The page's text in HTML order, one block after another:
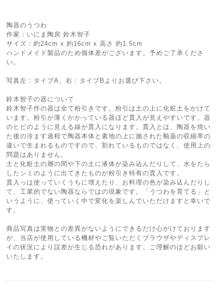
陶器のうつわ
作家：いにま陶房 鈴木智子
サイズ：約24cm x 約16cm x 高さ 約1.5cm
ハンドメイド製品のため個体差がございます。予めご了承くださ
い。
写真左：タイプA、右：タイプBよりお選び下さい。
鈴木智子の器について
鈴木智子作の器は全て粉引きです。粉引は土の上に化粧土をかけて
います。粉引が薄くかかっている器ほど貫入が見えやすいです。器
のヒビのように見える線が貫入になります。貫入とは、陶器を焼い
た後の冷ます過程で陶器本体と素地の上に施された釉薬の収縮率の
違いで生まれるものですので、割れているものではなく、使用上の
問題はありません。
土と化粧土の層の間や下の土に液体が染み込んだりして、水をたら
したシミのように出てきたものが粉引き特有の貫入です。
貫入っは使っていくうちに増えたり、お料理の色が染み込んだりし
て、工業的でない陶器ならではの現象です。「うつわを育てる」と
いうように、使っていく中で変化を楽しんでいただけますと幸いで
す。
商品写真は実物との差異がないようにできるだけ心がけております
が、当店が使用している機材やご覧いただくブラウザやディスプレ
イの状況により誤差が生じる恐れがあります。ご理解のほどお願い
いたします。